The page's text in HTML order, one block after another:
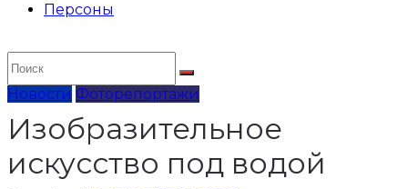
Персоны
Новости Фоторепортажи
Изобразительное
искусство под водой